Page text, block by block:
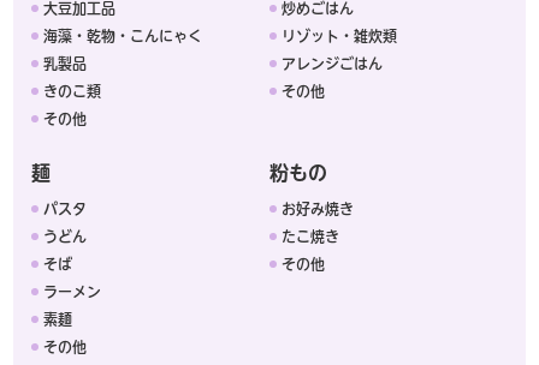
大豆加工品
海藻・乾物・こんにゃく
乳製品
きのこ類
その他
炒めごはん
リゾット・雑炊類
アレンジごはん
その他
麺
パスタ
うどん
そば
ラーメン
素麺
その他
粉もの
お好み焼き
たこ焼き
その他